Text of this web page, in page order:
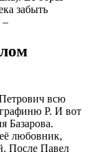
забыть
–
всю
Р. И вот
Базарова.
любовник,
После Павел